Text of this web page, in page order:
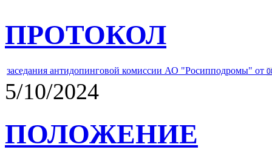
ПРОТОКОЛ
заседания антидопинговой комиссии АО "Росипподромы" от
5/10/2024
ПОЛОЖЕНИЕ